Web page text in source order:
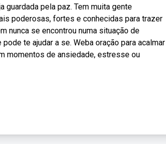
guardada pela paz. Tem muita gente
poderosas, fortes e conhecidas para trazer
nunca se encontrou numa situação de
te ajudar a se. Weba oração para acalmar
momentos de ansiedade, estresse ou